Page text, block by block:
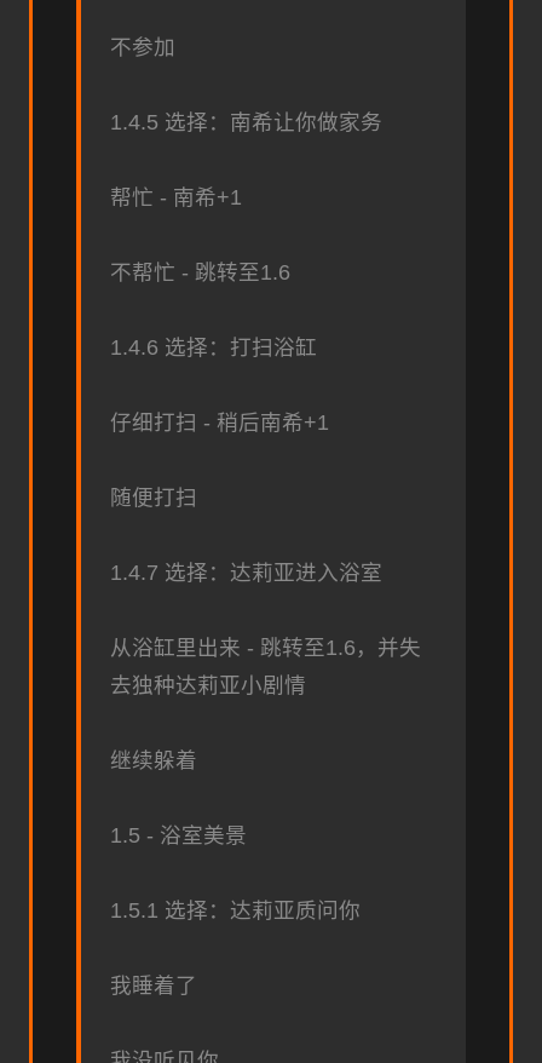
不参加
1.4.5 选择：南希让你做家务
帮忙 - 南希+1
不帮忙 - 跳转至1.6
1.4.6 选择：打扫浴缸
仔细打扫 - 稍后南希+1
随便打扫
1.4.7 选择：达莉亚进入浴室
从浴缸里出来 - 跳转至1.6，并失
去独种达莉亚小剧情
继续躲着
1.5 - 浴室美景
1.5.1 选择：达莉亚质问你
我睡着了